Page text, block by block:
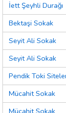
İett Şeyhli Durağı
Bektaşi Sokak
Seyit Ali Sokak
Seyit Ali Sokak
Pendik Toki
Mücahit Sokak